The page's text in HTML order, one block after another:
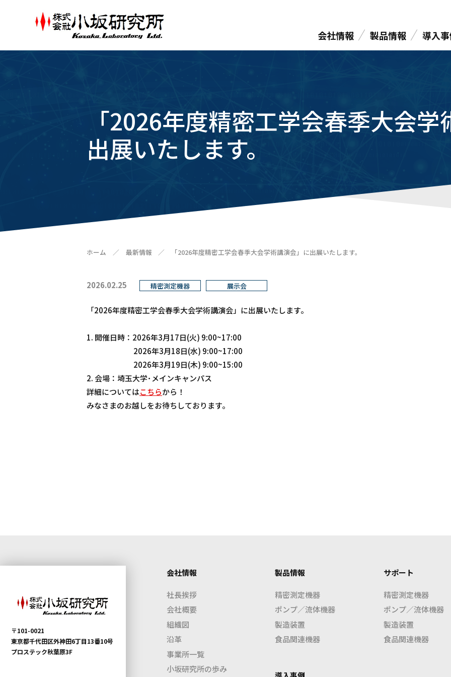
会社情報 製品情報 導入
「2026年度精密工学会春季大会
出展いたします。
ホーム ／ 最新情報 ／ 「2026年度精密工学会春季大会学術講演会」に出展いたします。
2026.02.25 精密測定機器 展示会
「2026年度精密工学会春季大会学術講演会」に出展いたします。
1. 開催日時：2026年3月17日(火) 9:00~17:00
2026年3月18日(水) 9:00~17:00
2026年3月19日(木) 9:00~15:00
2. 会場：埼玉大学･メインキャンパス
詳細についてはこちらから！
みなさまのお越しをお待ちしております。
〒101-0021
東京都千代田区外神田6丁目13番10号
プロステック秋葉原3F
会社情報
社長挨拶
会社概要
組織図
沿革
事業所一覧
小坂研究所の歩み
製品情報
精密測定機器
ポンプ／流体機器
製造装置
食品関連機器
サポート
精密測定機器
ポンプ／流体機器
製造装置
食品関連機器